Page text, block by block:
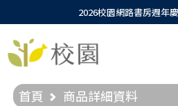
2026校園網路書房週年
首頁 商品詳細資料